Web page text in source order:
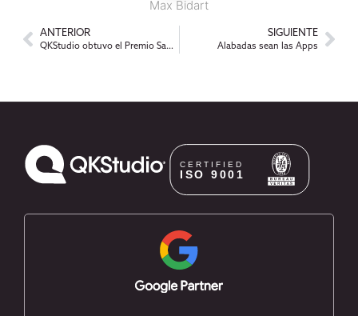
Max Bidart
ANTERIOR
QKStudio obtuvo el Premio Sadosky a la mejor solución informática 2015
SIGUIENTE
Alabadas sean las Apps